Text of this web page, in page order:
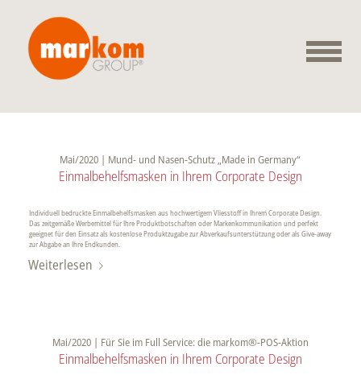
Mai/2020 | Mund- und Nasen-Schutz „Made in Germany“
Einmalbehelfsmasken in Ihrem Corporate Design
Individuell bedruckte Einmalbehelfsmasken aus hochwertigem Vliesstoff in Ihrem Corporate Design.
Das zeitgemäße Werbemittel für Ihre Produktbotschaften oder Markenkommunikation und perfekt
geeignet für den Einsatz als kostenlose Produktzugabe zur Abverkaufsunterstützung oder als Give-away
zur Abgabe an Ihre Endkunden.
Weiterlesen
Mai/2020 | Für Sie im Full Service: die markom®-POS-Aktion
Einmalbehelfsmasken in Ihrem Corporate Design